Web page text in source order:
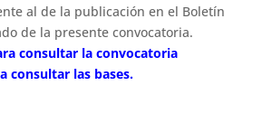
al de la publicación en el Boletín
de la presente convocatoria.
consultar la convocatoria
consultar las bases.